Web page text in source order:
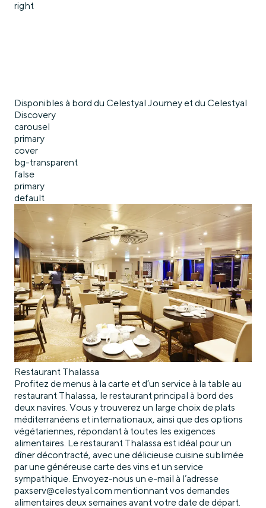
right
Disponibles à bord du Celestyal Journey et du Celestyal
Discovery
carousel
primary
cover
bg-transparent
false
primary
default
Restaurant Thalassa
Profitez de menus à la carte et d’un service à la table au
restaurant Thalassa, le restaurant principal à bord des
deux navires. Vous y trouverez un large choix de plats
méditerranéens et internationaux, ainsi que des options
végétariennes, répondant à toutes les exigences
alimentaires. Le restaurant Thalassa est idéal pour un
dîner décontracté, avec une délicieuse cuisine sublimée
par une généreuse carte des vins et un service
sympathique. Envoyez-nous un e-mail à l’adresse
paxserv@celestyal.com mentionnant vos demandes
alimentaires deux semaines avant votre date de départ.